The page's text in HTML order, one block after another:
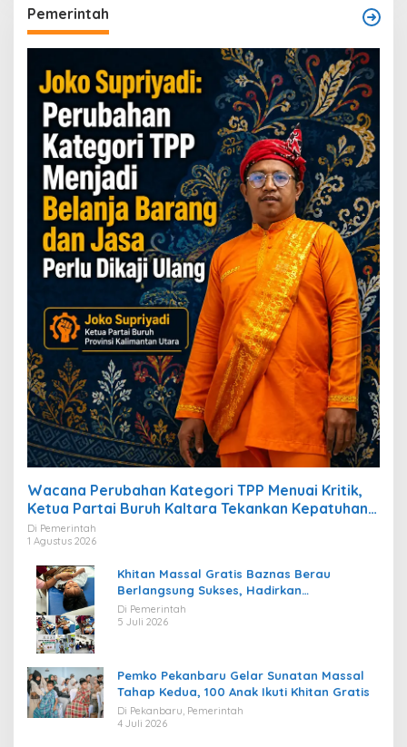
Pemerintah
Wacana Perubahan Kategori TPP Menuai Kritik,
Ketua Partai Buruh Kaltara Tekankan Kepatuhan
Regulasi
Di Pemerintah
1 Agustus 2026
Khitan Massal Gratis Baznas Berau
Berlangsung Sukses, Hadirkan
Kebahagiaan bagi Puluhan Anak
Di Pemerintah
5 Juli 2026
Pemko Pekanbaru Gelar Sunatan Massal
Tahap Kedua, 100 Anak Ikuti Khitan Gratis
Di Pekanbaru, Pemerintah
4 Juli 2026